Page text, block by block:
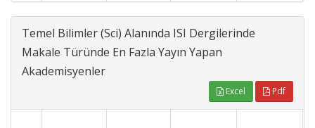
Temel Bilimler (Sci) Alanında ISI Dergilerinde
Makale Türünde En Fazla Yayın Yapan
Akademisyenler
Excel Pdf